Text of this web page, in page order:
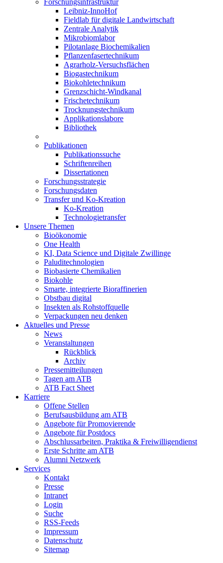
Forschungsinfrastruktur
Leibniz-InnoHof
Fieldlab für digitale Landwirtschaft
Zentrale Analytik
Mikrobiomlabor
Pilotanlage Biochemikalien
Pflanzenfasertechnikum
Agrarholz-Versuchsflächen
Biogastechnikum
Biokohletechnikum
Grenzschicht-Windkanal
Frischetechnikum
Trocknungstechnikum
Applikationslabore
Bibliothek
Publikationen
Publikationssuche
Schriftenreihen
Dissertationen
Forschungsstrategie
Forschungsdaten
Transfer und Ko-Kreation
Ko-Kreation
Technologietransfer
Unsere Themen
Bioökonomie
One Health
KI, Data Science und Digitale Zwillinge
Paluditechnologien
Biobasierte Chemikalien
Biokohle
Smarte, integrierte Bioraffinerien
Obstbau digital
Insekten als Rohstoffquelle
Verpackungen neu denken
Aktuelles und Presse
News
Veranstaltungen
Rückblick
Archiv
Pressemitteilungen
Tagen am ATB
ATB Fact Sheet
Karriere
Offene Stellen
Berufsausbildung am ATB
Angebote für Promovierende
Angebote für Postdocs
Abschlussarbeiten, Praktika & Freiwilligendienst
Erste Schritte am ATB
Alumni Netzwerk
Services
Kontakt
Presse
Intranet
Login
Suche
RSS-Feeds
Impressum
Datenschutz
Sitemap